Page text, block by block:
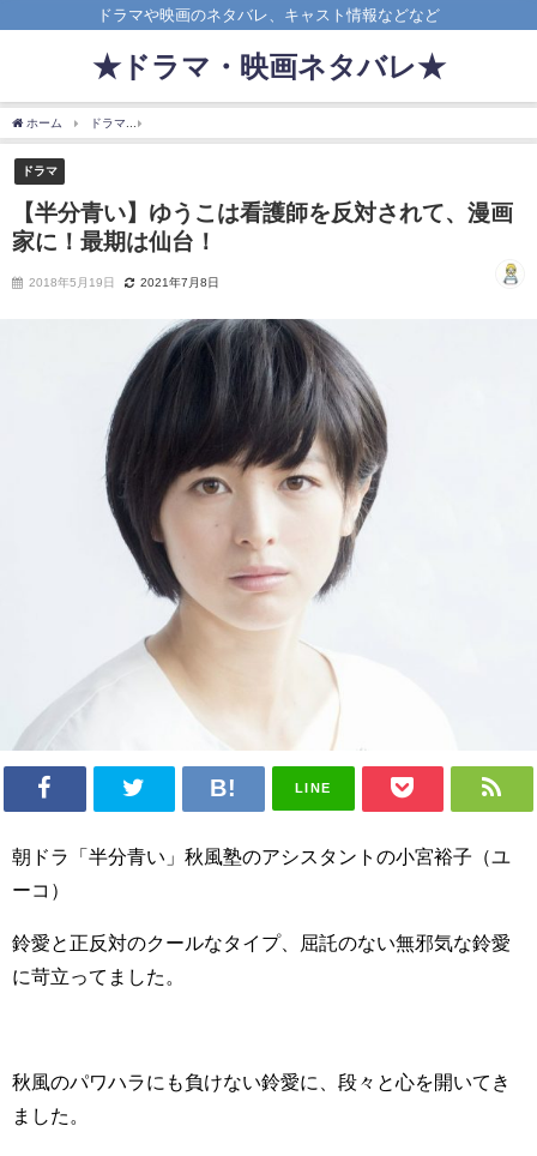
ドラマや映画のネタバレ、キャスト情報などなど
★ドラマ・映画ネタバレ★
ホーム ドラマ
ドラマ
【半分青い】ゆうこは看護師を反対されて、漫画
家に！最期は仙台！
2018年5月19日 2021年7月8日
LINE
朝ドラ「半分青い」秋風塾のアシスタントの小宮裕子（ユ
ーコ）
鈴愛と正反対のクールなタイプ、屈託のない無邪気な鈴愛
に苛立ってました。
秋風のパワハラにも負けない鈴愛に、段々と心を開いてき
ました。